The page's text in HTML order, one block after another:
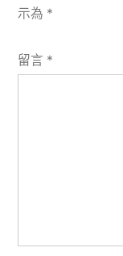
示為 *
留言 *